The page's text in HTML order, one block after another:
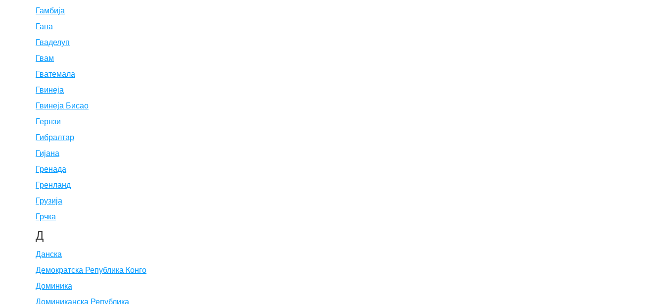
Гамбија
Гана
Гваделуп
Гвам
Гватемала
Гвинеја
Гвинеја Бисао
Гернзи
Гибралтар
Гијана
Гренада
Гренланд
Грузија
Грчка
Д
Данска
Демократска Република Конго
Доминика
Доминиканска Република